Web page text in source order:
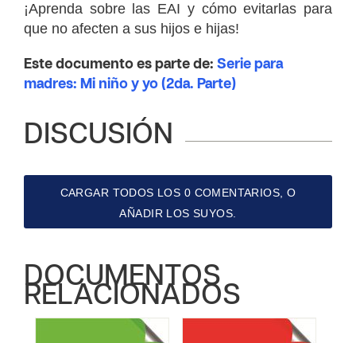
¡Aprenda sobre las EAI y cómo evitarlas para
que no afecten a sus hijos e hijas!
Este documento es parte de: Serie para
madres: Mi niño y yo (2da. Parte)
DISCUSIÓN
CARGAR TODOS LOS 0 COMENTARIOS, O
AÑADIR LOS SUYOS.
DOCUMENTOS
RELACIONADOS